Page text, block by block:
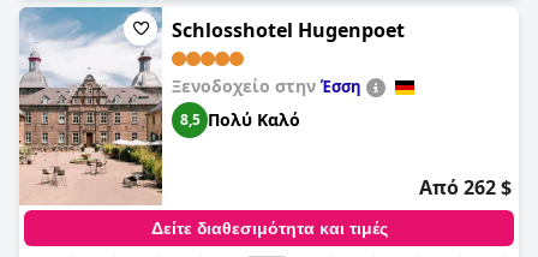
Schlosshotel Hugenpoet
Ξενοδοχείο στην Έσση
8,5 Πολύ Καλό
Από 262 $
Δείτε διαθεσιμότητα και τιμές